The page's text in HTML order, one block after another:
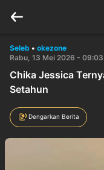
Seleb • okezone
Rabu, 13 Mei 2026 - 09:03
Chika Jessica
Setahun
Dengarkan Berita